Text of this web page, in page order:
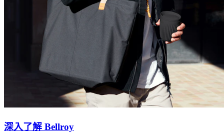
深入了解 Bellroy